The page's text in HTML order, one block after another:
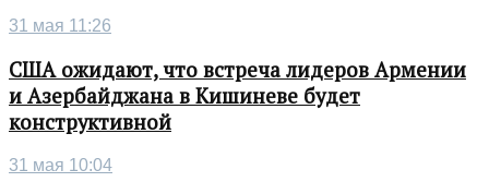
31 мая 11:26
США ожидают, что встреча лидеров Армении
и Азербайджана в Кишиневе будет
конструктивной
31 мая 10:04